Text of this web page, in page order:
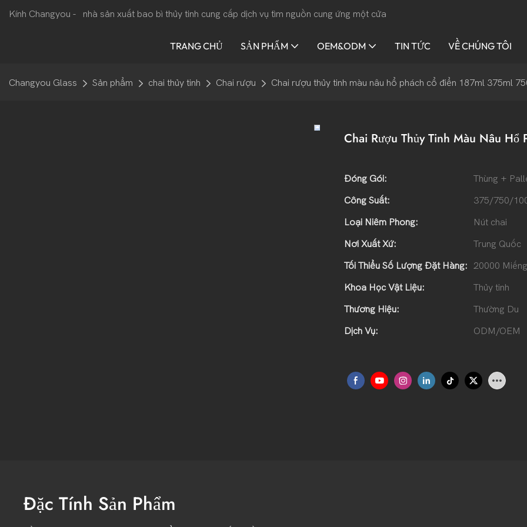
Kính Changyou - nhà sản xuất bao bì thủy tinh cung cấp dịch vụ tìm nguồn cung ứng một cửa
TRANG CHỦ SẢN PHẨM OEM&ODM TIN TỨC VỀ CHÚNG TÔI
Changyou Glass Sản phẩm chai thủy tinh Chai rượu Chai rượu thủy tinh màu nâu hổ phách cổ điển 187ml 375ml
Chai Rượu Thủy Tinh Màu Nâu
Đóng Gói: Thùng +
Công Suất: 375/750/
Loại Niêm Phong: Nút chai
Nơi Xuất Xứ: Trung Quốc
Tối Thiểu Số Lượng Đặt Hàng: 20000 Miếng
Khoa Học Vật Liệu: Thủy tinh
Thương Hiệu: Thường Du
Dịch Vụ: ODM/OEM
Đặc Tính Sản Phẩm